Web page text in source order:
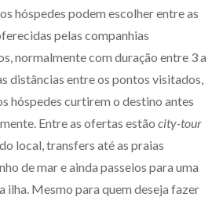
hóspedes podem escolher entre as
pelas companhias
normalmente com duração entre 3 a
distâncias entre os pontos visitados,
hóspedes curtirem o destino antes
Entre as ofertas estão city-tour
local, transfers até as praias
de mar e ainda passeios para uma
ilha. Mesmo para quem deseja fazer